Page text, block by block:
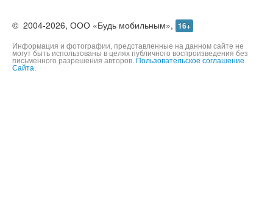
© 2004-2026, ООО «Будь мобильным», 16+
Информация и фотографии, представленные на данном сайте не
могут быть использованы в целях публичного воспроизведения без
письменного разрешения авторов. Пользовательское соглашение
Сайта.